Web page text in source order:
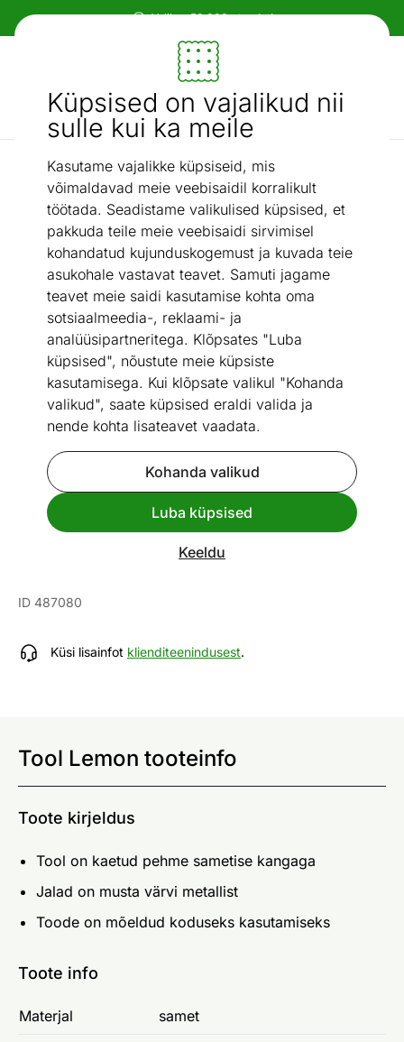
Küpsised on vajalikud nii
sulle kui ka meile
Kasutame vajalikke küpsiseid, mis
võimaldavad meie veebisaidil korralikult
töötada. Seadistame valikulised küpsised, et
pakkuda teile meie veebisaidi sirvimisel
kohandatud kujunduskogemust ja kuvada teie
asukohale vastavat teavet. Samuti jagame
teavet meie saidi kasutamise kohta oma
sotsiaalmeedia-, reklaami- ja
analüüsipartneritega. Klõpsates "Luba
küpsised", nõustute meie küpsiste
kasutamisega. Kui klõpsate valikul "Kohanda
valikud", saate küpsised eraldi valida ja
nende kohta lisateavet vaadata.
Kohanda valikud
Luba küpsised
Keeldu
Paindlikud ja mugavad makseviisid!
Mööbel ja sisustus - ON24
Otsi...
AI otsing
Söögitoolid / Tool Lemon
Vaata sarnaseid
ID 487080
Küsi lisainfot klienditeenindusest.
Tool Lemon tooteinfo
Toote kirjeldus
Tool on kaetud pehme sametise kangaga
Jalad on musta värvi metallist
Toode on mõeldud koduseks kasutamiseks
Toote info
Materjal samet